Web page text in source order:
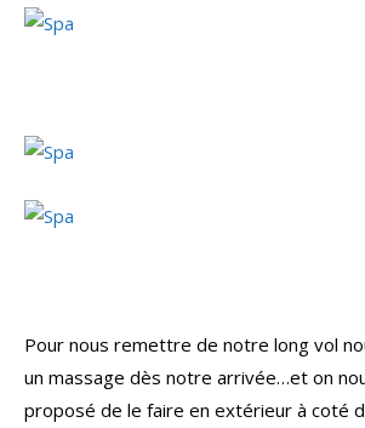
Pour nous remettre de notre long vol
un massage dès notre arrivée…et on
proposé de le faire en extérieur à coté